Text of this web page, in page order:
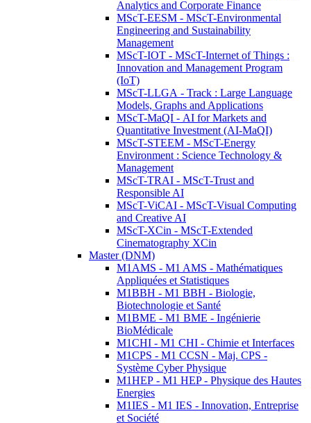
Analytics and Corporate Finance
MScT-EESM - MScT-Environmental
Engineering and Sustainability
Management
MScT-IOT - MScT-Internet of Things :
Innovation and Management Program
(IoT)
MScT-LLGA - Track : Large Language
Models, Graphs and Applications
MScT-MaQI - AI for Markets and
Quantitative Investment (AI-MaQI)
MScT-STEEM - MScT-Energy
Environment : Science Technology &
Management
MScT-TRAI - MScT-Trust and
Responsible AI
MScT-ViCAI - MScT-Visual Computing
and Creative AI
MScT-XCin - MScT-Extended
Cinematography XCin
Master (DNM)
M1AMS - M1 AMS - Mathématiques
Appliquées et Statistiques
M1BBH - M1 BBH - Biologie,
Biotechnologie et Santé
M1BME - M1 BME - Ingénierie
BioMédicale
M1CHI - M1 CHI - Chimie et Interfaces
M1CPS - M1 CCSN - Maj. CPS -
Système Cyber Physique
M1HEP - M1 HEP - Physique des Hautes
Energies
M1IES - M1 IES - Innovation, Entreprise
et Société